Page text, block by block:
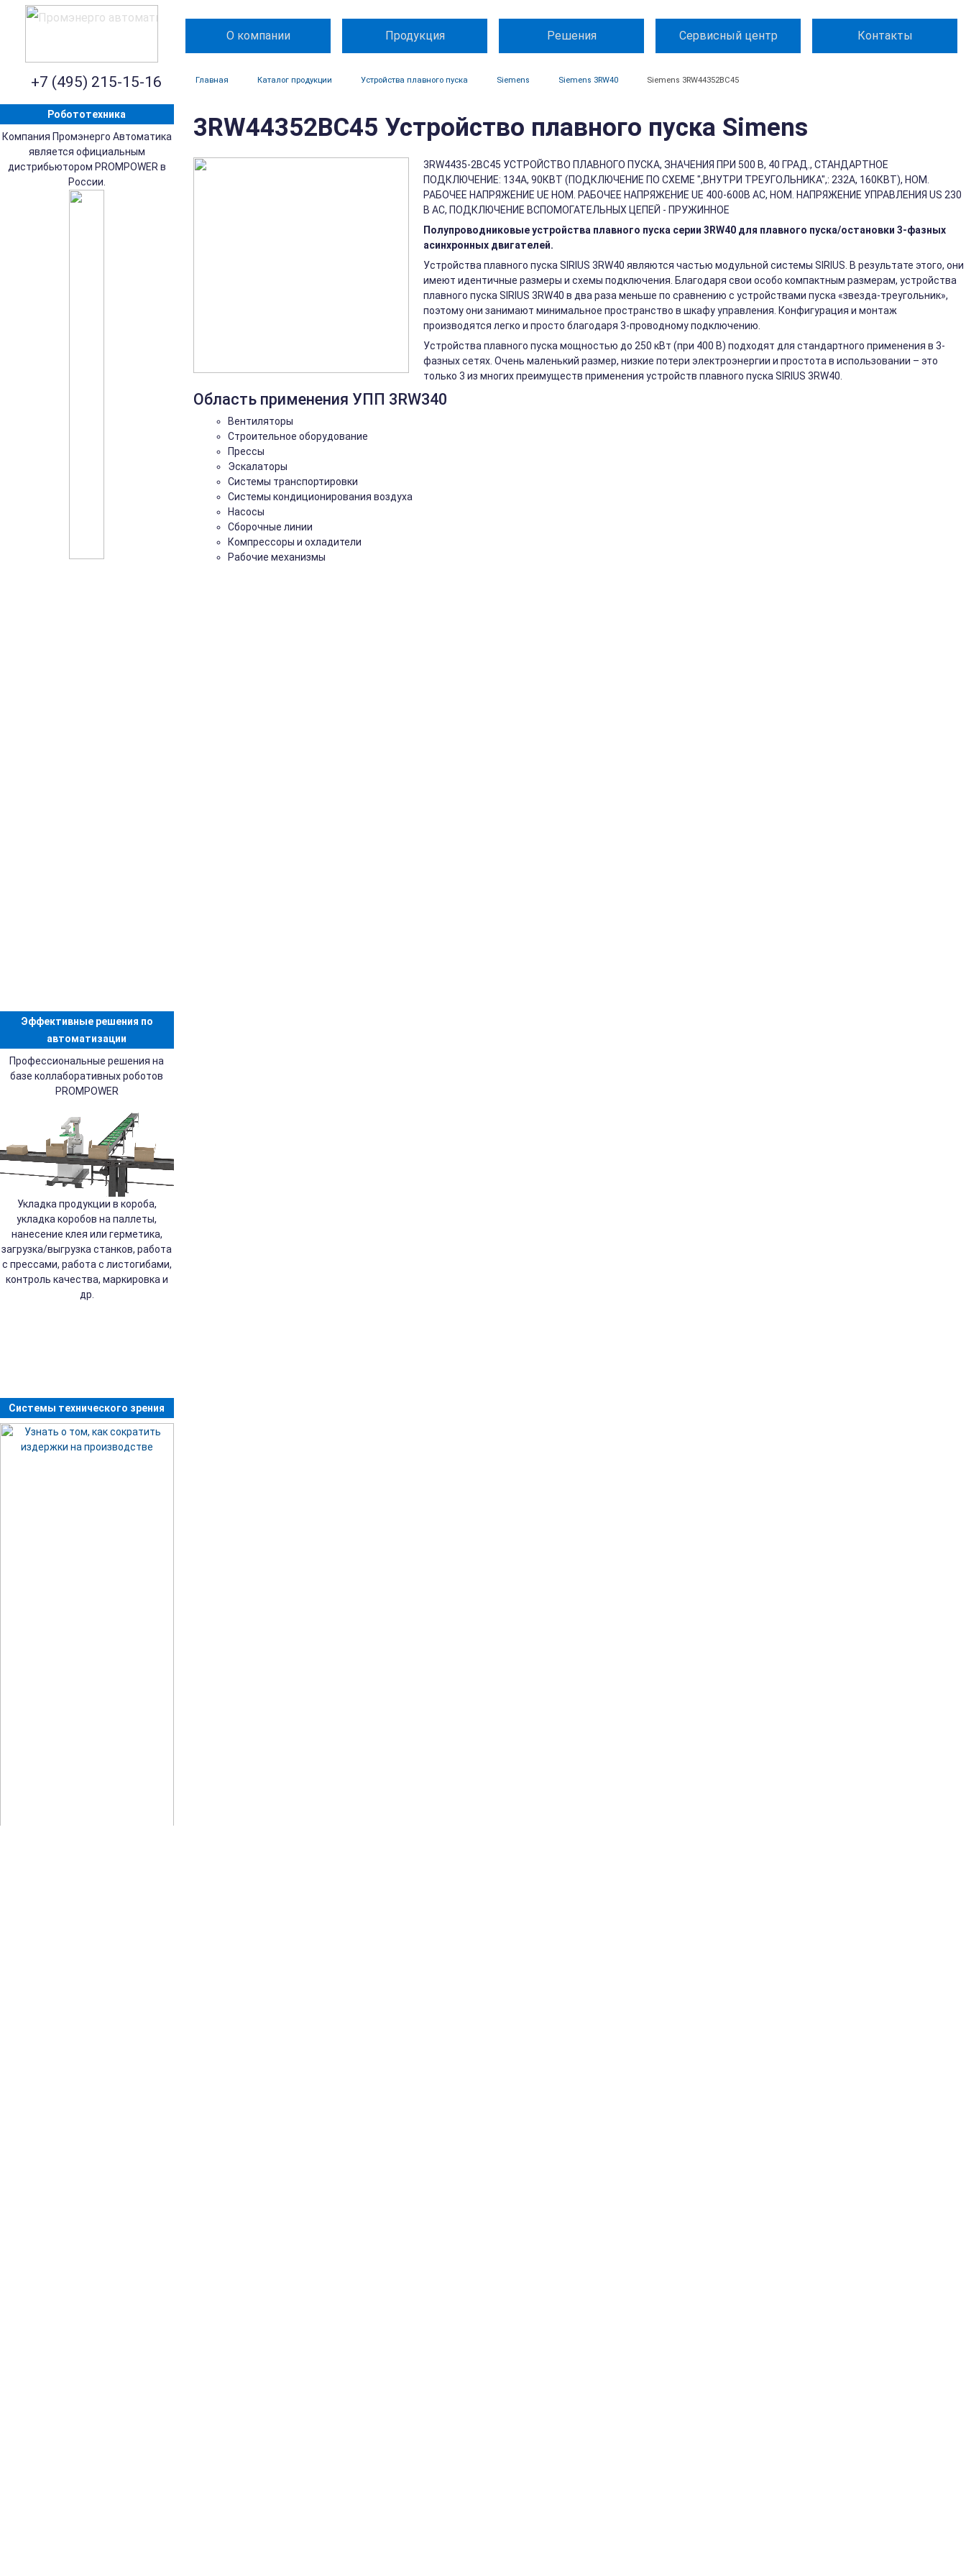
О компании Продукция Решения Сервисный центр Контакты
+7 (495) 215-15-16 Главная Каталог продукции Устройства плавного пуска Siemens Siemens 3RW40 Siemens 3RW44352BC45
Робототехника
Компания Промэнерго Автоматика
является официальным
дистрибьютором PROMPOWER в
России.
Эффективные решения по
автоматизации
Профессиональные решения на
базе коллаборативных роботов
PROMPOWER
Укладка продукции в короба,
укладка коробов на паллеты,
нанесение клея или герметика,
загрузка/выгрузка станков, работа
с прессами, работа с листогибами,
контроль качества, маркировка и
др.
Системы технического зрения
3RW44352BC45 Устройство плавного пуска Simens
3RW4435-2BC45 УСТРОЙСТВО ПЛАВНОГО ПУСКА, ЗНАЧЕНИЯ ПРИ 500 В, 40 ГРАД., СТАНДАРТНОЕ
ПОДКЛЮЧЕНИЕ: 134A, 90КВТ (ПОДКЛЮЧЕНИЕ ПО СХЕМЕ ",ВНУТРИ ТРЕУГОЛЬНИКА",: 232A, 160КВТ), НОМ.
РАБОЧЕЕ НАПРЯЖЕНИЕ UE НОМ. РАБОЧЕЕ НАПРЯЖЕНИЕ UE 400-600В АС, НОМ. НАПРЯЖЕНИЕ УПРАВЛЕНИЯ US 230
В АС, ПОДКЛЮЧЕНИЕ ВСПОМОГАТЕЛЬНЫХ ЦЕПЕЙ - ПРУЖИННОЕ
Полупроводниковые устройства плавного пуска серии 3RW40 для плавного пуска/остановки 3-фазных
асинхронных двигателей.
Устройства плавного пуска SIRIUS 3RW40 являются частью модульной системы SIRIUS. В результате этого, они
имеют идентичные размеры и схемы подключения. Благодаря свои особо компактным размерам, устройства
плавного пуска SIRIUS 3RW40 в два раза меньше по сравнению с устройствами пуска «звезда-треугольник»,
поэтому они занимают минимальное пространство в шкафу управления. Конфигурация и монтаж
производятся легко и просто благодаря 3-проводному подключению.
Устройства плавного пуска мощностью до 250 кВт (при 400 В) подходят для стандартного применения в 3-
фазных сетях. Очень маленький размер, низкие потери электроэнергии и простота в использовании – это
только 3 из многих преимуществ применения устройств плавного пуска SIRIUS 3RW40.
Область применения УПП 3RW340
Вентиляторы
Строительное оборудование
Прессы
Эскалаторы
Системы транспортировки
Системы кондиционирования воздуха
Насосы
Сборочные линии
Компрессоры и охладители
Рабочие механизмы